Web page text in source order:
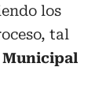
los
tal
Municipal